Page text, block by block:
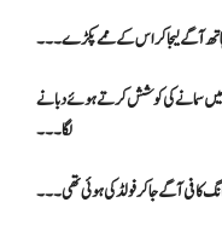
آگے لیجا کر اس کے ممے پکڑے ۔۔۔
میں سمانے کی کوشش کرتے ہوئے دبانے
لگا۔۔۔
کافی آگے جا کر فولڈ کی ہوئی تھی ۔۔۔